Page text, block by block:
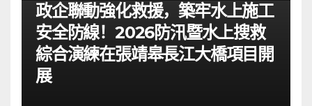
政企聯動強化救援，築牢水上施工
安全防線！2026防汛暨水上搜救
綜合演練在張靖皋長江大橋項目開
展